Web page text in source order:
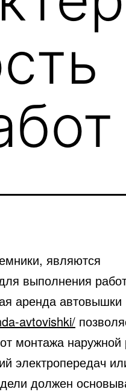
являются
выполнения
аренда автовышки
avtovishki/
монтажа
электропередач
должен